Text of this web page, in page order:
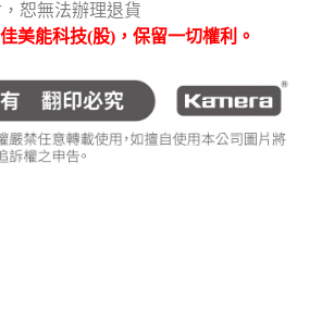
恕無法辦理退貨
美能科技(股)，保留一切權利。